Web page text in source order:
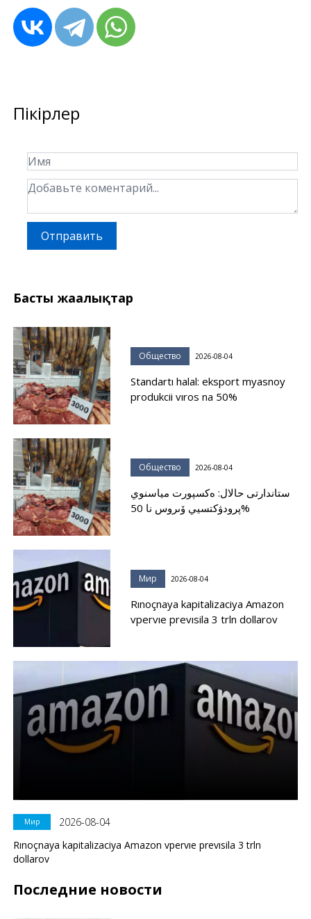
Пікірлер
Отправить
Басты жаңалықтар
Общество 2026-08-04
Standartı halal: eksport myasnoy
produkcii vıros na 50%
Общество 2026-08-04
ستاندارتى حالال: ەكسپورت مياسنوي
پرودۋكتسيي ۆىروس نا 50%
Мир 2026-08-04
Rınoçnaya kapitalizaciya Amazon
vpervıe prevısila 3 trln dollarov
Мир
2026-08-04
Rınoçnaya kapitalizaciya Amazon vpervıe prevısila 3 trln
dollarov
Последние новости